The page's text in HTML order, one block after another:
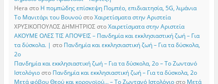
Hera στο Η πομπώδης επίσκεψη Πομπέο, επιδιαιτησία, 5G, λιμάνια
Το Μανιτάρι του ΒουνούστοΧαιρετίσματα στην Αριστεία
ΧΡΥΣΙΚΟΠΟΥΛΟΣ ΔΗΜΗΤΡΙΟΣστοΧαιρετίσματα στην Αριστεία
ΑΚΟΥΜΕ ΟΛΕΣ ΤΙΣ ΑΠΟΨΕΙΣ – Πανδημία και εκκλησιαστική ζωή – Για
τα δύσκολα. | στο Πανδημία και εκκλησιαστική ζωή – Για τα δύσκολα,
2ο
Πανδημία και εκκλησιαστική ζωή – Για τα δύσκολα, 2ο – Το Zωντανό
Iστολόγιοστο Πανδημία και εκκλησιαστική ζωή – Για τα δύσκολα, 2ο
Μετά φόβου Θεού και κορονοϊού… – Το Zωντανό Iστολόγιοστο Μετά